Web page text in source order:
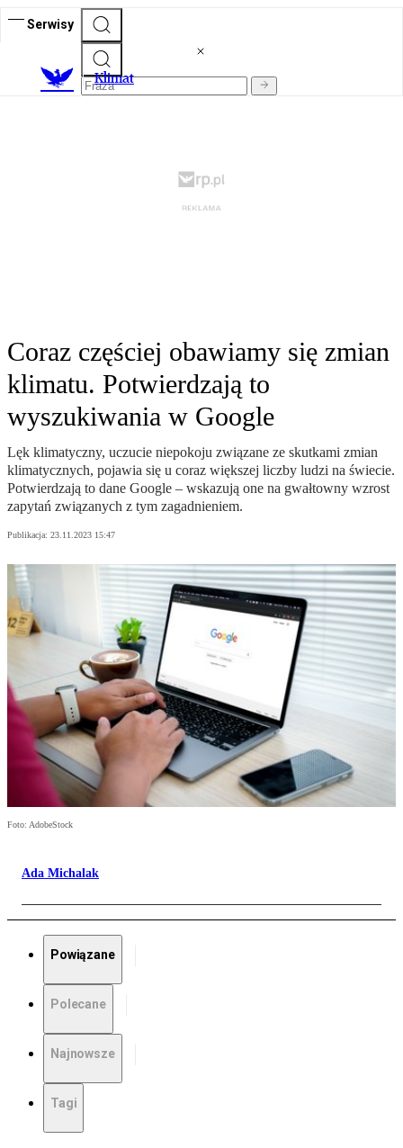
Serwisy
Klimat
Coraz częściej obawiamy się zmian
klimatu. Potwierdzają to
wyszukiwania w Google
Lęk klimatyczny, uczucie niepokoju związane ze skutkami zmian
klimatycznych, pojawia się u coraz większej liczby ludzi na świecie.
Potwierdzają to dane Google – wskazują one na gwałtowny wzrost
zapytań związanych z tym zagadnieniem.
Publikacja: 23.11.2023 15:47
Foto: AdobeStock
Ada Michalak
Powiązane
Polecane
Najnowsze
Tagi